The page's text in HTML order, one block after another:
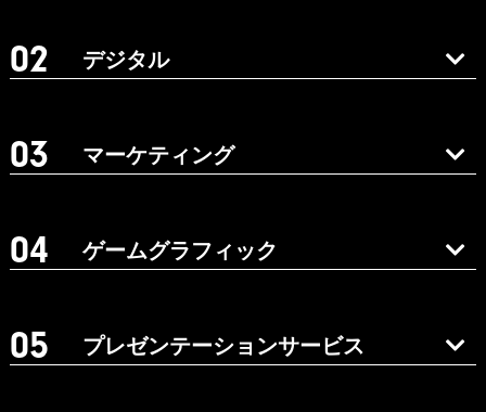
デジタル
マーケティング
ゲームグラフィック
プレゼンテーションサービス